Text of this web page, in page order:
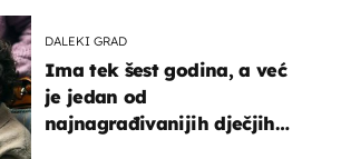
DALEKI GRAD
Ima tek šest godina, a već
je jedan od
najnagrađivanijih dječjih